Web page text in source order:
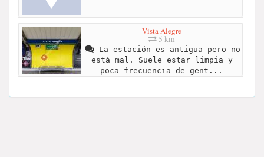
Vista Alegre
5 km
La estación es antigua pero no
está mal. Suele estar limpia y
poca frecuencia de gent...